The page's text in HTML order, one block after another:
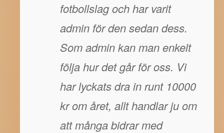
fotbollslag och har varit
admin för den sedan dess.
Som admin kan man enkelt
följa hur det går för oss. Vi
har lyckats dra in runt 10000
kr om året, allt handlar ju om
att många bidrar med